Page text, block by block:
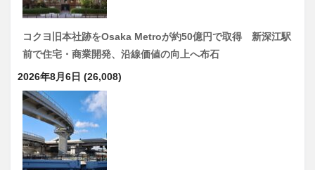
コクヨ旧本社跡をOsaka Metroが約50億円で取得 新深江駅
前で住宅・商業開発、沿線価値の向上へ布石
2026年8月6日 (26,008)